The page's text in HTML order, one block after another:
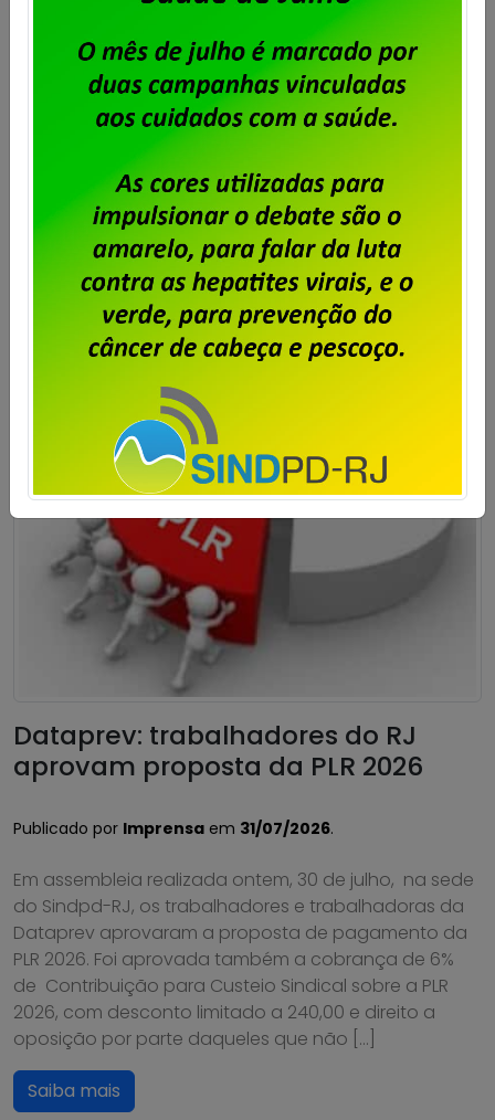
06/08/2026
Após o encerramento da negociação do Acordo de
Coletivo de Trabalho (ACT) 2026/2028 dos
trabalhadores e trabalhadoras da Unisys Brasil, será
cobrada a Contribuição para Custeio Sindical,
conforme aprovado em assembleia. O desconto
previsto é de 50% de um único dia de salário vigente
do trabalhador, conforme a cláusula “54ª –
Contribuição Para Custeio Sindical” […]
Saiba mais
Dataprev: trabalhadores do RJ
aprovam proposta da PLR 2026
Publicado por Imprensa em 31/07/2026.
Em assembleia realizada ontem, 30 de julho, na sede
do Sindpd-RJ, os trabalhadores e trabalhadoras da
Dataprev aprovaram a proposta de pagamento da
PLR 2026. Foi aprovada também a cobrança de 6%
de Contribuição para Custeio Sindical sobre a PLR
2026, com desconto limitado a 240,00 e direito a
oposição por parte daqueles que não […]
Saiba mais